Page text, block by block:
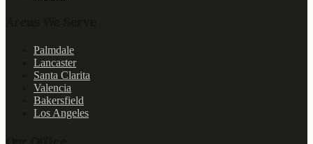
Palmdale
Lancaster
Santa Clarita
Valencia
Bakersfield
Los Angeles